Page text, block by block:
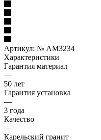
Артикул: № AM3234
Характеристики
Гарантия материал
—
50 лет
Гарантия установка
—
3 года
Качество
—
Карельский гранит